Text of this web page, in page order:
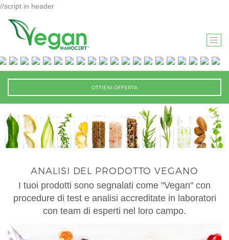
//script in header
T
O
G
G
L
E
N
A
V
T
N
OTTIENI OFFERTA
ANALISI DEL PRODOTTO VEGANO
I tuoi prodotti sono segnalati come "Vegan" con
procedure di test e analisi accreditate in laboratori
con team di esperti nel loro campo.